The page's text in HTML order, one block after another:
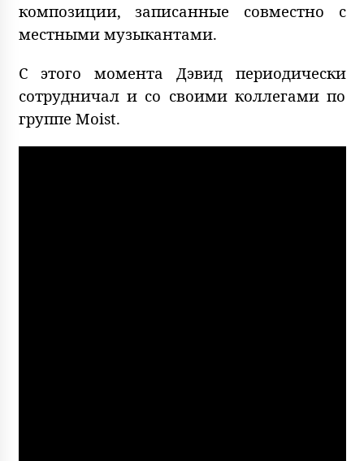
композиции, записанные совместно с
местными музыкантами.
С этого момента Дэвид периодически
сотрудничал и со своими коллегами по
группе Moist.